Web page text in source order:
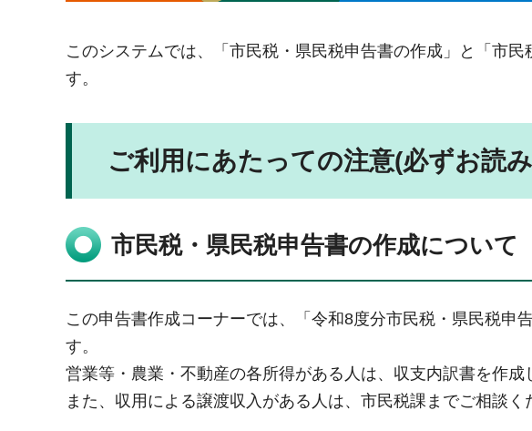
このシステムでは、「市民税・県民税申告書の作成」と「市
す。
ご利用にあたっての注意(必ずお読
市民税・県民税申告書の作成について
この申告書作成コーナーでは、「令和8度分市民税・県民税申
す。
営業等・農業・不動産の各所得がある人は、収支内訳書を作成
また、収用による譲渡収入がある人は、市民税課までご相談く